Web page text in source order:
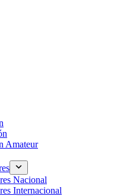
Amateur
Nacional
Internacional